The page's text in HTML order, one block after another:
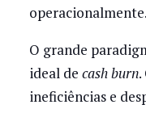
operacionalmente.
O grande
ideal de cash burn.
ineficiências e